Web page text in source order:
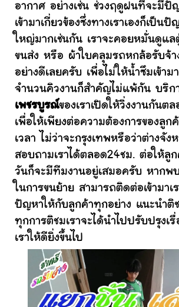
อากาศ อย่างเช่น ช่วงฤดูฝนที่จะมีปั
เข้ามาเกี่ยวข้องซึ่งทางเราเองก็เป็น
ใหญ่มากเช่นกัน เราจะคอยหมั่นดูแ
ขนส่ง หรือ ผ้าใบคลุมรถหกล้อรับจ้า
อย่างดีเลยครับ เพื่อไม่ให้น้ำซึมเข้าม
จำนวนคิวงานก็สำคัญไม่แพ้กัน บริก
เพชรบูรณ์ของเราเปิดให้วิ่งงานกันต
เพื่อให้เพียงต่อความต้องการของลู
เวลา ไม่ว่าจะกรุงเทพหรือว่าต่างจั
สอบถามเราได้ตลอด24ชม. ต่อให้ลู
วันก็จะมีทีมงานอยู่เสมอครับ หากพ
ในการขนย้าย สามารถติดต่อเข้ามาเ
ปัญหาให้กับลูกค้าทุกอย่าง แนะนำติ
ทุกการติชมเราจะได้นำไปปรับปรุงเ
เราให้ดียิ่งขึ้นไป